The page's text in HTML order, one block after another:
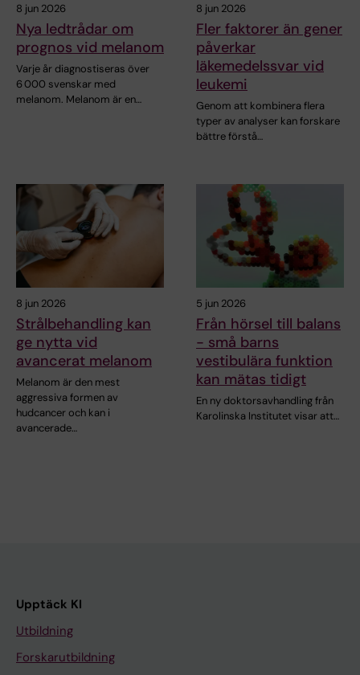
8 jun 2026
Nya ledtrådar om
prognos vid melanom
Varje år diagnostiseras över
6 000 svenskar med
melanom. Melanom är en…
8 jun 2026
Fler faktorer än gener
påverkar
läkemedelssvar vid
leukemi
Genom att kombinera flera
typer av analyser kan forskare
bättre förstå…
8 jun 2026
Strålbehandling kan
ge nytta vid
avancerat melanom
Melanom är den mest
aggressiva formen av
hudcancer och kan i
avancerade…
5 jun 2026
Från hörsel till balans
- små barns
vestibulära funktion
kan mätas tidigt
En ny doktorsavhandling från
Karolinska Institutet visar att…
Upptäck KI
Utbildning
Forskarutbildning